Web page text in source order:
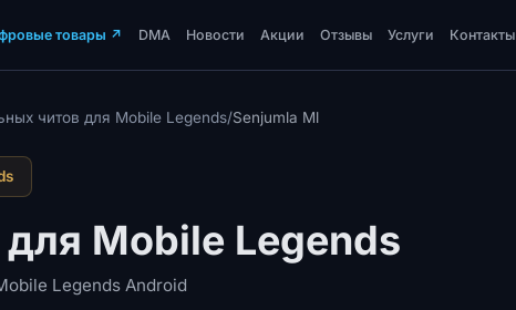
товары ↗ DMA Новости Акции Отзывы Услуги Контакты
читов для Mobile Legends/Senjumla Ml
Mobile Legends
Legends Android